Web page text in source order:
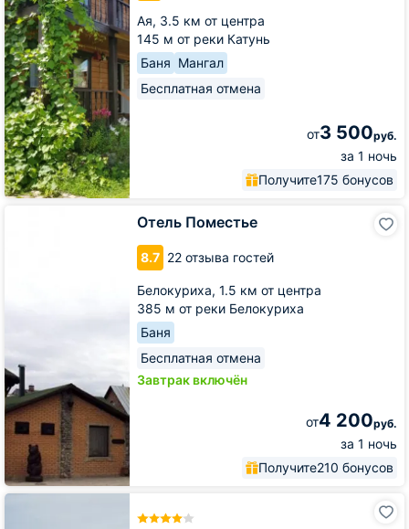
Ая, 3.5 км от центра
145 м от реки Катунь
Баня Мангал
Бесплатная отмена
от3 500руб.
за 1 ночь
Получите175 бонусов
Отель Поместье
8.7 22 отзыва гостей
Белокуриха, 1.5 км от центра
385 м от реки Белокуриха
Баня
Бесплатная отмена
Завтрак включён
от4 200руб.
за 1 ночь
Получите210 бонусов
Отель